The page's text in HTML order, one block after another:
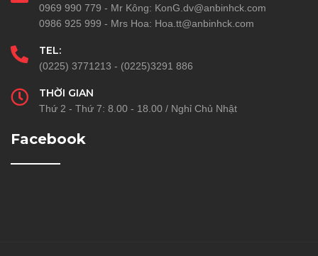
0969 990 779 - Mr Kông: KonG.dv@anbinhck.com
0986 925 999 - Mrs Hoa: Hoa.tt@anbinhck.com
TEL:
(0225) 3771213 - (0225)3291 886
THỜI GIAN
Thứ 2 - Thứ 7: 8.00 - 18.00 / Nghỉ Chủ Nhật
Facebook